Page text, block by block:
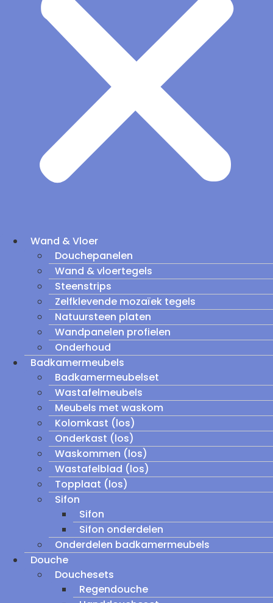
Wand & Vloer
Douchepanelen
Wand & vloertegels
Steenstrips
Zelfklevende mozaïek tegels
Natuursteen platen
Wandpanelen profielen
Onderhoud
Badkamermeubels
Badkamermeubelset
Wastafelmeubels
Meubels met waskom
Kolomkast (los)
Onderkast (los)
Waskommen (los)
Wastafelblad (los)
Topplaat (los)
Sifon
Sifon
Sifon onderdelen
Onderdelen badkamermeubels
Douche
Douchesets
Regendouche